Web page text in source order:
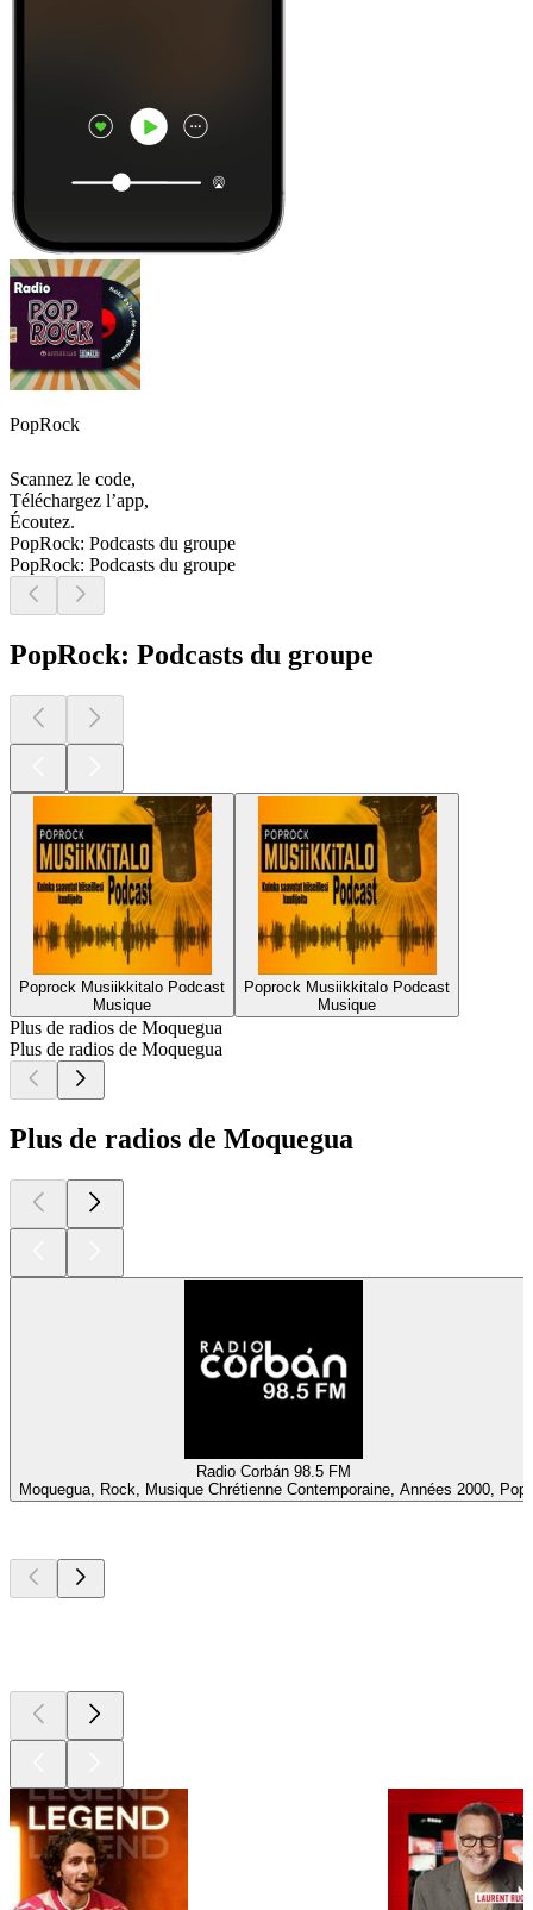
PopRock
Scannez le code,
Téléchargez l’app,
Écoutez.
PopRock: Podcasts du groupe
PopRock: Podcasts du groupe
PopRock: Podcasts du groupe
Poprock Musiikkitalo Podcast
Musique
Poprock Musiikkitalo Podcast
Musique
Plus de radios de Moquegua
Plus de radios de Moquegua
Plus de radios de Moquegua
Radio Corbán 98.5 FM
Moquegua, Rock, Musique Chrétienne Contemporaine, Années 2000, Pop